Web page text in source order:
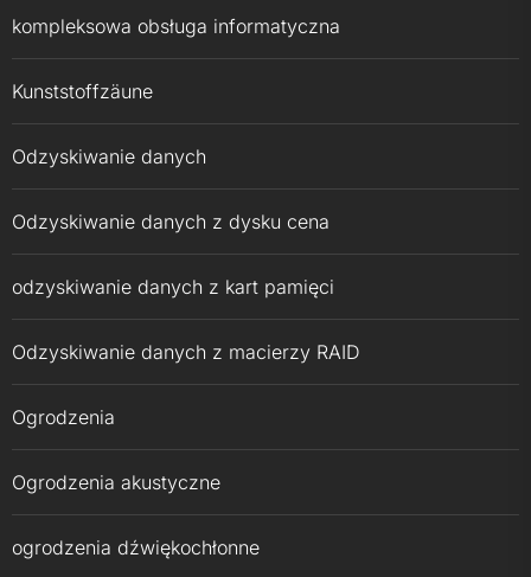
kompleksowa obsługa informatyczna
Kunststoffzäune
Odzyskiwanie danych
Odzyskiwanie danych z dysku cena
odzyskiwanie danych z kart pamięci
Odzyskiwanie danych z macierzy RAID
Ogrodzenia
Ogrodzenia akustyczne
ogrodzenia dźwiękochłonne